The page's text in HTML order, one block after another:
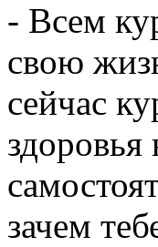
- Всем
свою
сейчас
зачем